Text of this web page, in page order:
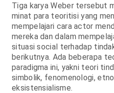
Tiga karya Weber tersebut
minat para teoritisi yang
mempelajari cara actor
mereka dan dalam
situasi social terhadap
berikutnya. Ada beberapa
paradigma ini, yakni teori
simbolik, fenomenologi,
eksistensialisme.